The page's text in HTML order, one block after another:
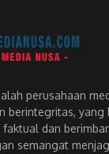
perusahaan
berintegritas, yang
dan
semangat